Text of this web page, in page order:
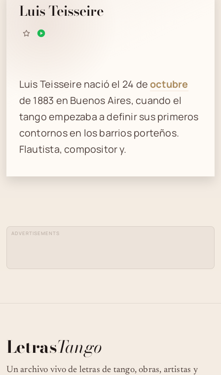
Luis Teisseire
Luis Teisseire nació el 24 deoctubre
de 1883 en Buenos Aires, cuando el
tango empezaba a definir sus primeros
contornos en los barrios porteños.
Flautista, compositor y.
ADVERTISEMENTS
LetrasTango
Un archivo vivo de letras de tango, obras, artistas y